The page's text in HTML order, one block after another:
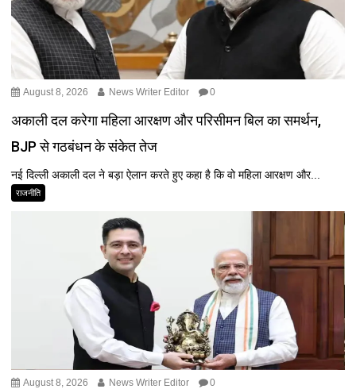
August 8, 2026 News Writer Editor 0
अकाली दल करेगा महिला आरक्षण और परिसीमन बिल का समर्थन,
BJP से गठबंधन के संकेत तेज
नई दिल्ली अकाली दल ने बड़ा ऐलान करते हुए कहा है कि वो महिला आरक्षण और...
राजनीति
August 8, 2026 News Writer Editor 0